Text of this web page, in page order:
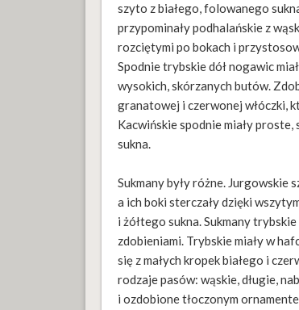
szyto z białego, folowanego
przypominały podhalańskie z
rozciętymi po bokach i
Spodnie trybskie dół nogawic
wysokich, skórzanych butów.
granatowej i czerwonej włóczki,
Kacwińskie spodnie miały
sukna.
Sukmany były różne. Jurgowskie
a ich boki sterczały dzięki
i żółtego sukna. Sukmany
zdobieniami. Trybskie miały w
się z małych kropek białego i
rodzaje pasów: wąskie, długie,
i ozdobione tłoczonym